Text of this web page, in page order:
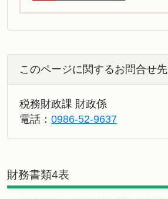
このページに関するお問合せ先
税務財政課 財政係
電話： 0986-52-9637
財務書類4表